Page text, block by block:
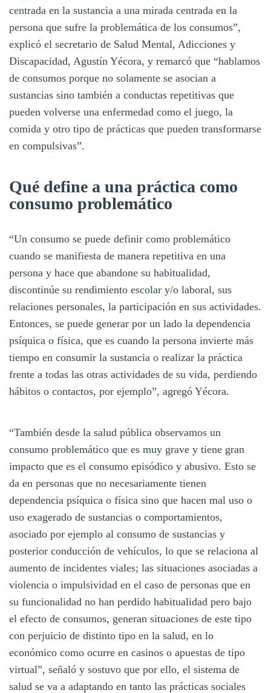
centrada en la sustancia a una mirada centrada en la
persona que sufre la problemática de los consumos”,
explicó el secretario de Salud Mental, Adicciones y
Discapacidad, Agustín Yécora, y remarcó que “hablamos
de consumos porque no solamente se asocian a
sustancias sino también a conductas repetitivas que
pueden volverse una enfermedad como el juego, la
comida y otro tipo de prácticas que pueden transformarse
en compulsivas”.
Qué define a una práctica como
consumo problemático
“Un consumo se puede definir como problemático
cuando se manifiesta de manera repetitiva en una
persona y hace que abandone su habitualidad,
discontinúe su rendimiento escolar y/o laboral, sus
relaciones personales, la participación en sus actividades.
Entonces, se puede generar por un lado la dependencia
psíquica o física, que es cuando la persona invierte más
tiempo en consumir la sustancia o realizar la práctica
frente a todas las otras actividades de su vida, perdiendo
hábitos o contactos, por ejemplo”, agregó Yécora.
“También desde la salud pública observamos un
consumo problemático que es muy grave y tiene gran
impacto que es el consumo episódico y abusivo. Esto se
da en personas que no necesariamente tienen
dependencia psíquica o física sino que hacen mal uso o
uso exagerado de sustancias o comportamientos,
asociado por ejemplo al consumo de sustancias y
posterior conducción de vehículos, lo que se relaciona al
aumento de incidentes viales; las situaciones asociadas a
violencia o impulsividad en el caso de personas que en
su funcionalidad no han perdido habitualidad pero bajo
el efecto de consumos, generan situaciones de este tipo
con perjuicio de distinto tipo en la salud, en lo
económico como ocurre en casinos o apuestas de tipo
virtual”, señaló y sostuvo que por ello, el sistema de
salud se va a adaptando en tanto las prácticas sociales